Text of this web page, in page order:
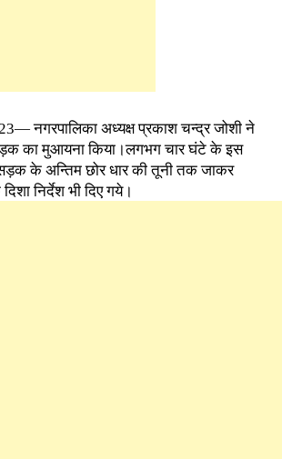
नगरपालिका अध्यक्ष प्रकाश चन्द्र जोशी ने
सड़क का मुआयना किया।लगभग चार घंटे के इस
के अन्तिम छोर धार की तूनी तक जाकर
निर्देश भी दिए गये।